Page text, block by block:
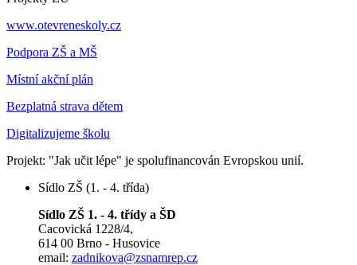
www.otevreneskoly.cz
Podpora ZŠ a MŠ
Místní akční plán
Bezplatná strava dětem
Digitalizujeme školu
Projekt: "Jak učit lépe" je spolufinancován Evropskou unií.
Sídlo ZŠ (1. - 4. třída)
Sídlo ZŠ 1. - 4. třídy a ŠD
Cacovická 1228/4,
614 00 Brno - Husovice
email: zadnikova@zsnamrep.cz